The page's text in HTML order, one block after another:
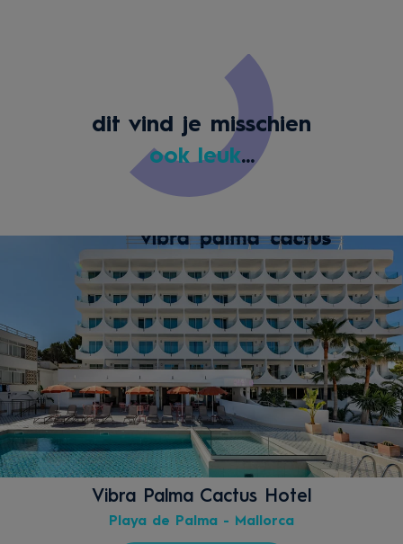
dit vind je misschien
ook leuk...
Vibra Palma Cactus Hotel
Playa de Palma - Mallorca